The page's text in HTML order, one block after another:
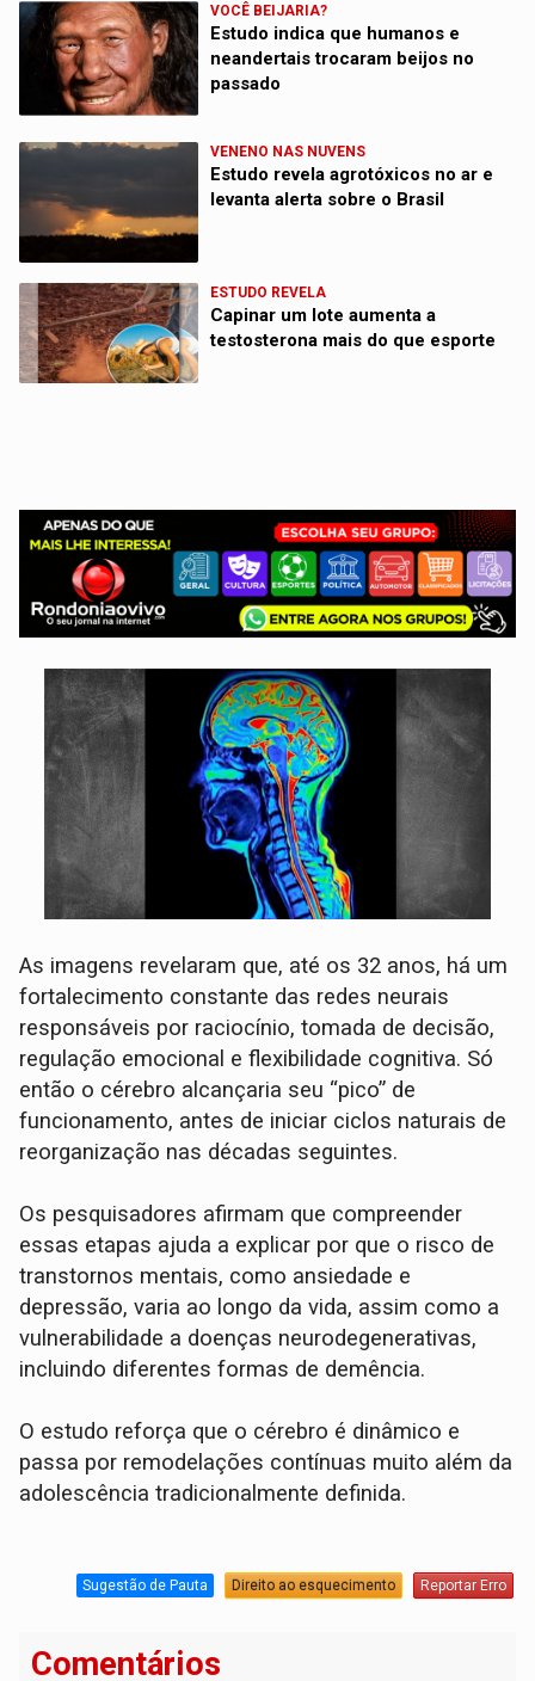
VOCÊ BEIJARIA?
Estudo indica que humanos e
neandertais trocaram beijos no
passado
VENENO NAS NUVENS
Estudo revela agrotóxicos no ar e
levanta alerta sobre o Brasil
ESTUDO REVELA
Capinar um lote aumenta a
testosterona mais do que esporte
As imagens revelaram que, até os 32 anos, há um
fortalecimento constante das redes neurais
responsáveis por raciocínio, tomada de decisão,
regulação emocional e flexibilidade cognitiva. Só
então o cérebro alcançaria seu “pico” de
funcionamento, antes de iniciar ciclos naturais de
reorganização nas décadas seguintes.
Os pesquisadores afirmam que compreender
essas etapas ajuda a explicar por que o risco de
transtornos mentais, como ansiedade e
depressão, varia ao longo da vida, assim como a
vulnerabilidade a doenças neurodegenerativas,
incluindo diferentes formas de demência.
O estudo reforça que o cérebro é dinâmico e
passa por remodelações contínuas muito além da
adolescência tradicionalmente definida.
Sugestão de Pauta Direito ao esquecimento Reportar Erro
Comentários